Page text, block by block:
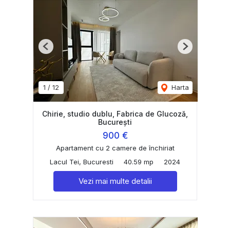
1 / 12 Harta
Previous Next
Chirie, studio dublu, Fabrica de Glucoză,
București
900 €
Apartament cu 2 camere de închiriat
Lacul Tei, Bucuresti
40.59 mp 2024
Vezi mai multe detalii